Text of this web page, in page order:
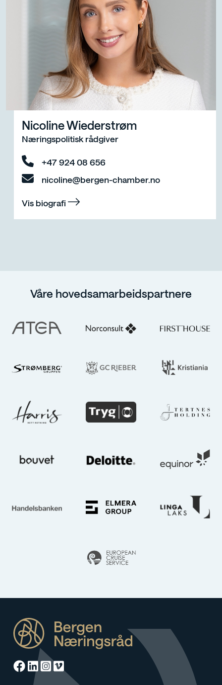
Nicoline Wiederstrøm
Næringspolitisk rådgiver
+47 924 08 656
nicoline@bergen-chamber.no
Vis biografi
Våre hovedsamarbeidspartnere
Facebook
Linkedin
Instagram
Vimeo